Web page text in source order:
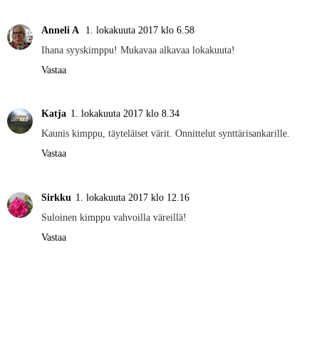
Anneli A
1. lokakuuta 2017 klo 6.58
Ihana syyskimppu! Mukavaa alkavaa lokakuuta!
Vastaa
Katja 1. lokakuuta 2017 klo 8.34
Kaunis kimppu, täyteläiset värit. Onnittelut synttärisankarille.
Vastaa
Sirkku 1. lokakuuta 2017 klo 12.16
Suloinen kimppu vahvoilla väreillä!
Vastaa